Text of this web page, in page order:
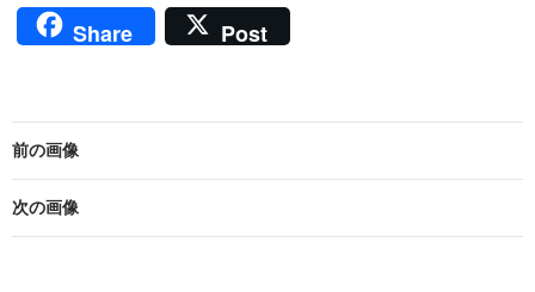
Share Post
前の画像
次の画像